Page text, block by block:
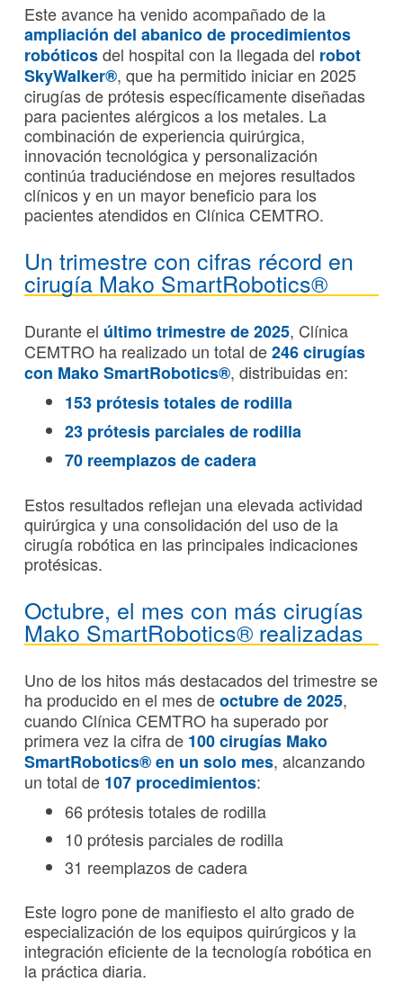
Este avance ha venido acompañado de la
ampliación del abanico de procedimientos
robóticosdel hospital con la llegada del robot
SkyWalker®, que ha permitido iniciar en 2025
cirugías de prótesis específicamente diseñadas
para pacientes alérgicos a los metales. La
combinación de experiencia quirúrgica,
innovación tecnológica y personalización
continúa traduciéndose en mejores resultados
clínicos y en un mayor beneficio para los
pacientes atendidos en Clínica CEMTRO.
Un trimestre con cifras récord en
cirugía Mako SmartRobotics®
Durante el último trimestre de 2025, Clínica
CEMTRO ha realizado un total de246 cirugías
con Mako SmartRobotics®, distribuidas en:
153 prótesis totales de rodilla
23 prótesis parciales de rodilla
70 reemplazos de cadera
Estos resultados reflejan una elevada actividad
quirúrgica y una consolidación del uso de la
cirugía robótica en las principales indicaciones
protésicas.
Octubre, el mes con más cirugías
Mako SmartRobotics® realizadas
Uno de los hitos más destacados del trimestre se
ha producido en el mes deoctubre de 2025,
cuando Clínica CEMTRO ha superado por
primera vez la cifra de 100 cirugías Mako
SmartRobotics® en un solo mes, alcanzando
un total de 107 procedimientos:
66 prótesis totales de rodilla
10 prótesis parciales de rodilla
31 reemplazos de cadera
Este logro pone de manifiesto el alto grado de
especialización de los equipos quirúrgicos y la
integración eficiente de la tecnología robótica en
la práctica diaria.